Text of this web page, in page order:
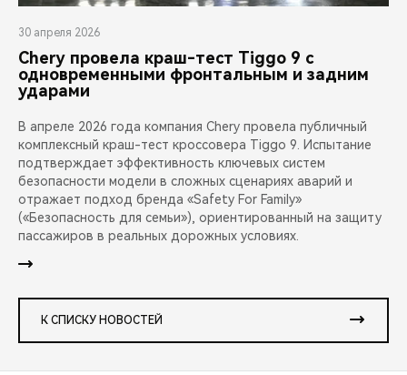
30 апреля 2026
Chery провела краш-тест Tiggo 9 с
одновременными фронтальным и задним
ударами
В апреле 2026 года компания Chery провела публичный
комплексный краш-тест кроссовера Tiggo 9. Испытание
подтверждает эффективность ключевых систем
безопасности модели в сложных сценариях аварий и
отражает подход бренда «Safety For Family»
(«Безопасность для семьи»), ориентированный на защиту
пассажиров в реальных дорожных условиях.
К СПИСКУ НОВОСТЕЙ